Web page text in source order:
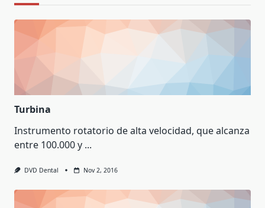
Turbina
Instrumento rotatorio de alta velocidad, que alcanza
entre 100.000 y ...
DVD Dental Nov 2, 2016